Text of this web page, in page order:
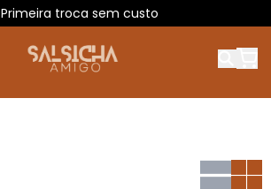
Primeira troca sem custo